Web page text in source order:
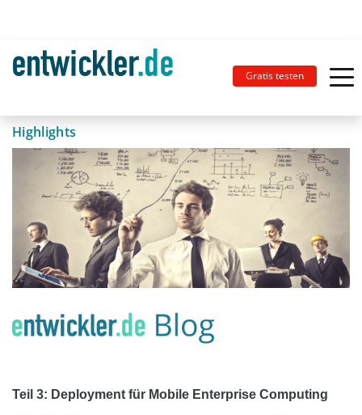
Gratis testen
Highlights
Teil 3: Deployment für Mobile Enterprise Computing